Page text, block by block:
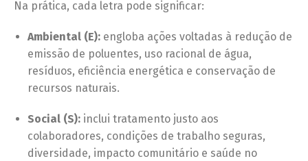
Na prática, cada letra pode significar:
Ambiental (E): engloba ações voltadas à redução de
emissão de poluentes, uso racional de água,
resíduos, eficiência energética e conservação de
recursos naturais.
Social (S): inclui tratamento justo aos
colaboradores, condições de trabalho seguras,
diversidade, impacto comunitário e saúde no